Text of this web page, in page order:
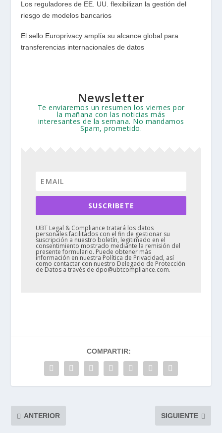
Los reguladores de EE. UU. flexibilizan la gestión del
riesgo de modelos bancarios
El sello Europrivacy amplía su alcance global para
transferencias internacionales de datos
Newsletter
Te enviaremos un resumen los viernes por
la mañana con las noticias más
interesantes de la semana. No mandamos
Spam, prometido.
SUSCRIBETE
UBT Legal & Compliance tratará los datos
personales facilitados con el fin de gestionar su
suscripción a nuestro boletín, legitimado en el
consentimiento mostrado mediante la remisión del
presente formulario. Puede obtener más
información en nuestra Política de Privacidad, así
como contactar con nuestro Delegado de Protección
de Datos a través de dpo@ubtcompliance.com.
COMPARTIR:
ANTERIOR SIGUIENTE